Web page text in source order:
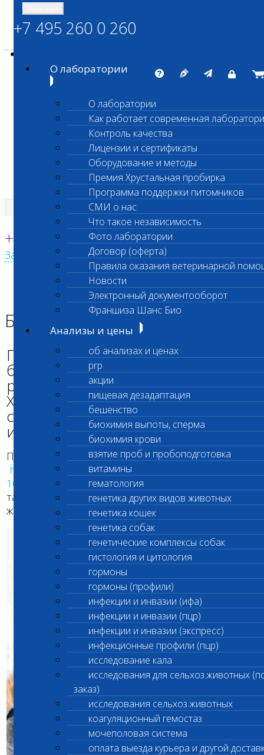
ШАНС БИО
Независимая ветеринарная лаборатория
Единая круглосуточная справочная
+7 495 260 0 260
Заказать звонок с сайта
+7 495 260 0 260
О лаборатории
О лаборатории
Как работает современная
Контроль качества
Лицензии и сертификаты
Оборудование и методы
Премия Хрустальная пробирка
Программа поддержки питомников
СМИ о нас
Что такое независимость
Фото лаборатории
Договор (оферта)
Правила оказания ветеринарной
Новости
Электронный документооборот
Франшиза Шанс Био
Анализы и цены
об анализах и ценах
prp
акции
пищевая дезадаптация
бешенство
биохимия выпоты, сперма
биохимия крови
взятие проб и пробоподготовка
витамины
гематология
генетика других видов животных
генетика кошек
генетика собак
генетические комплексы собак
гистология и цитология
гормоны
гормоны (профили)
инфекции и инвазии (ифа)
инфекции и инвазии (пцр)
инфекции и инвазии (экспресс)
инфекционные профили (пцр)
исследование кала
исследования для сельхоз.животных
заказ)
исследования сельхоз.животных
коагуляционный гемостаз
мочеполовая система
оплата выезда курьера и другой
Главная страница
Благотворительная выставка!
Благотворительная выставка!
Продолжается наше участие в
благотворительных выставках в
рамках программы "СПАСЕННЫЕ
ХВОСТЫ"! На этот раз наши
сотрудники будут ждать вас 24
июня ПКИО Кузьминки!
Подробная информация
https://vk.com/club10401888?w=wall-
10401888_637%2Fallиhttps://vk.com/
так
же
https://www.facebook.com/groups/schansbio/